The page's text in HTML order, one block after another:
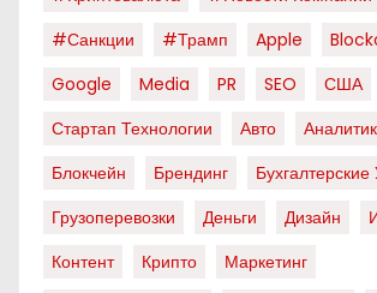
#санкции
#трамп Apple
Google
Media PR SEO
США
Стартап Технологии
Авто
Блокчейн
Брендинг
Бухгалтерские
Грузоперевозки
Деньги Дизайн
Контент
Крипто
Маркетинг